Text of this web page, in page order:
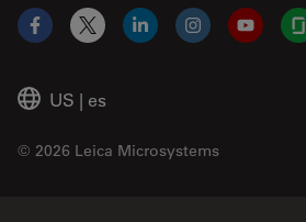
US | es
© 2026 Leica Microsystems
Facebook
X LinkedInInstagram